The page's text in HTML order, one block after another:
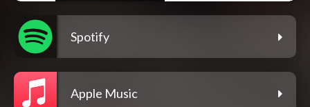
Spotify
Apple Music